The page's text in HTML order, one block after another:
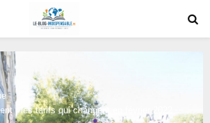
: les tarifs qui changent en février 2022